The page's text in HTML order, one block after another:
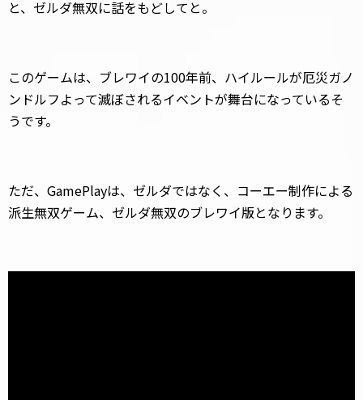
と、ゼルダ無双に話をもどしてと。
このゲームは、ブレワイの100年前、ハイルールが厄災ガノ
ンドルフよって滅ぼされるイベントが舞台になっているそ
うです。
ただ、GamePlayは、ゼルダではなく、コーエー制作による
派生無双ゲーム、ゼルダ無双のブレワイ版となります。